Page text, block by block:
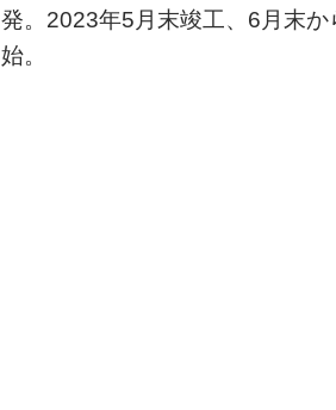
発。2023年5月末竣工、6月末か
始。